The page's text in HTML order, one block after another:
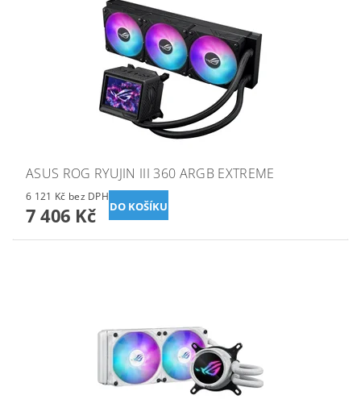
ASUS ROG RYUJIN III 360 ARGB EXTREME
6 121 Kč bez DPH
7 406 Kč